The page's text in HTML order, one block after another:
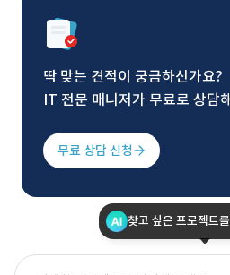
딱 맞는 견적이 궁금하신가요?
IT 전문 매니저가 무료로 상담
무료 상담 신청
찾고 싶은 프로젝트